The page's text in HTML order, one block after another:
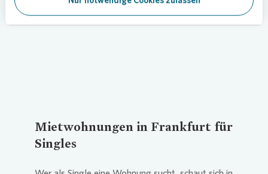
Mietwohnungen in Frankfurt für
Singles